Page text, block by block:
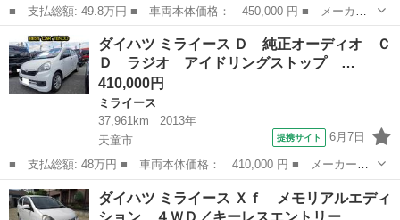
■ 支払総額: 49.8万円 ■ 車両本体価格： 450,000 円 ■ メーカー
名： ダイハツ ■ 車種名： ミライース ■ グレード名： Ｘ Ｓ
ＡＩＩＩ 車検２年付 ワンオーナー ＬＥＤヘッドランプ キーレ
スエントリー...
山形 天童市 ミライース
ダイハツ ミライース Ｄ 純正オーディオ Ｃ
Ｄ ラジオ アイドリングストップ …
410,000円
ミライース
37,961km
2013年
天童市
提携サイト 6月7日
■ 支払総額: 48万円 ■ 車両本体価格： 410,000 円 ■ メーカー
名： ダイハツ ■ 車種名： ミライース ■ グレード名： Ｄ 純
正オーディオ ＣＤ ラジオ アイドリングストップ 禁煙車 修復
山形 天童市 ミライース
ダイハツ ミライース Ｘｆ メモリアルエディ
ション ４ＷＤ／キーレスエントリー…